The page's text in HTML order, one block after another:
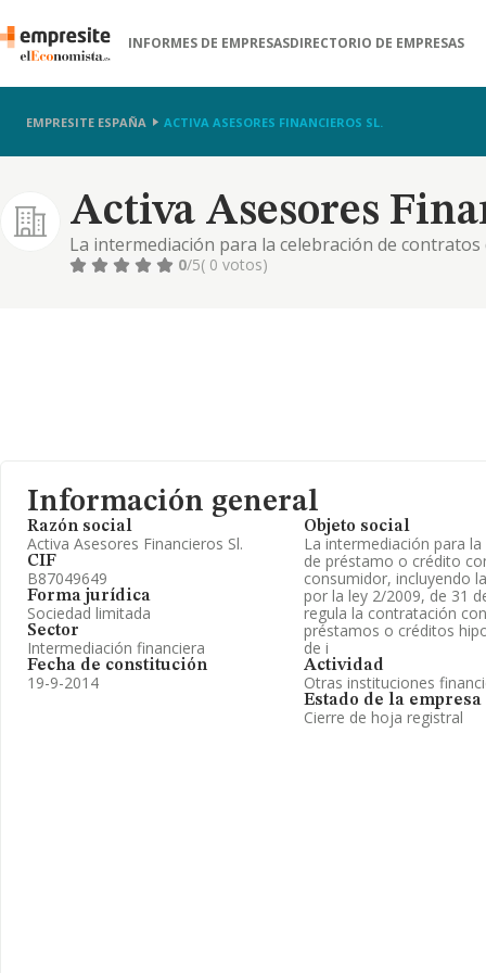
INFORMES DE EMPRESASDIRECTORIO DE EMPRESAS
EMPRESITE ESPAÑA ACTIVA ASESORES FINANCIEROS SL.
Activa Asesores
La intermediación para la celebración de
consumidor, incluyendo las actividades reguladas
0/5( 0 votos)
Información general
Razón social
Activa Asesores Financieros Sl.
CIF
B87049649
Forma jurídica
Sociedad limitada
Sector
Intermediación financiera
Fecha de constitución
19-9-2014
Objeto social
La intermediación para
de préstamo o crédito
consumidor, incluyendo
por la ley 2/2009, de 31
regula la contratación
préstamos o créditos
de i
Actividad
Otras instituciones
Estado de la empresa
Cierre de hoja registral